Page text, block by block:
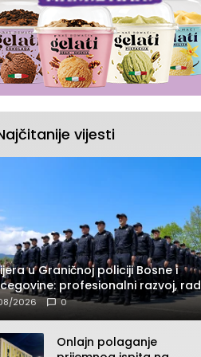
vijesti
u Graničnoj policiji Bosne i
profesionalni razvoj, rad
opremom i služba
2026 0
Onlajn polaganje